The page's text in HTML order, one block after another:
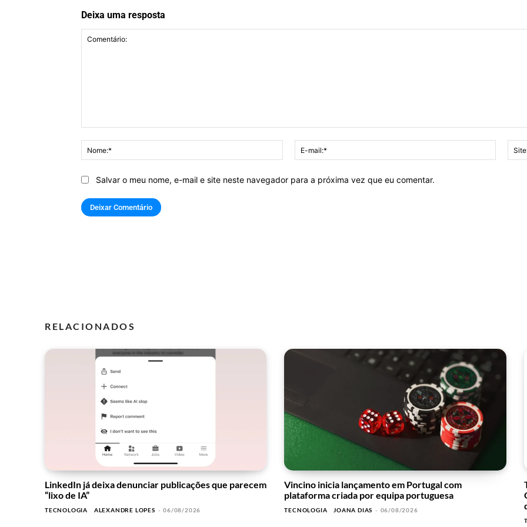
Deixa uma resposta
Nome:*
mail:*
Salvar o meu nome, e-mail e site neste navegador para a próxima vez que eu comentar.
RELACIONADOS
LinkedIn já deixa denunciar publicações que parecem
“lixo de IA”
TECNOLOGIA ALEXANDRE LOPES - 06/08/2026
Vincino inicia lançamento em Portugal com
plataforma criada por equipa portuguesa
TECNOLOGIA JOANA DIAS - 06/08/2026